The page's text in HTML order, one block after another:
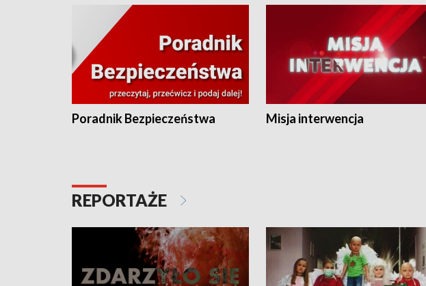
Poradnik Bezpieczeństwa Misja interwencja
REPORTAŻE